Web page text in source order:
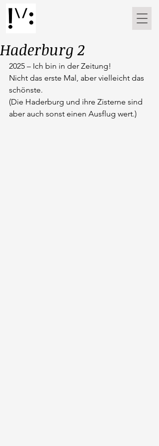
Haderburg 2
2025 – Ich bin in der Zeitung!
Nicht das erste Mal, aber vielleicht das
schönste.
(Die Haderburg und ihre Zisterne sind
aber auch sonst einen Ausflug wert.)